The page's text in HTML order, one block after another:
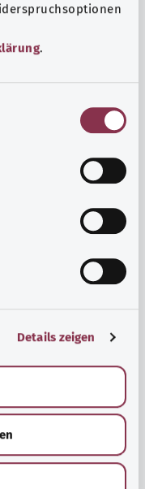
.
Details zeigen
stres ve
arttırmak veya